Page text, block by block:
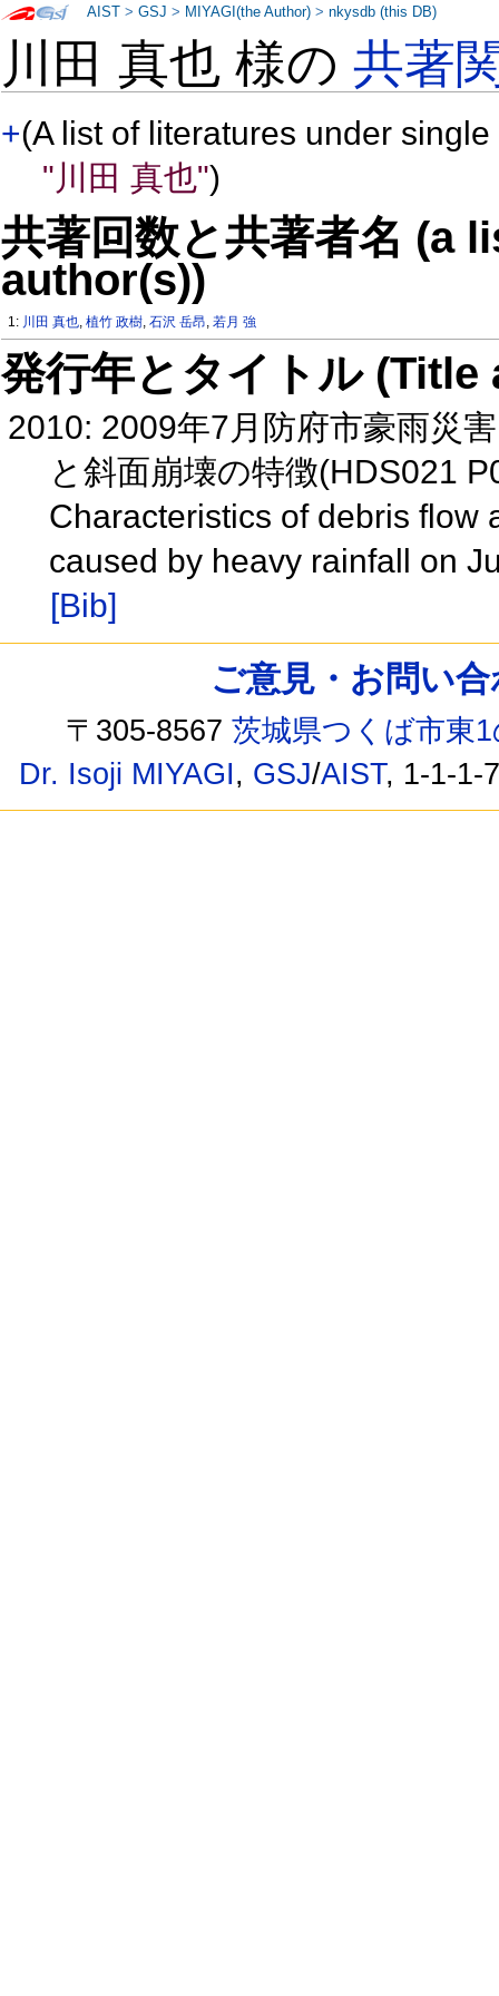
川田 真也 様の共著
+(A list of literatures under
"川田 真也")
共著回数と共著者名 (a
author(s))
1: 川田 真也,植竹 政樹,石沢 岳昂,若月 強
発行年とタイトル
2010: 2009年7月防府市豪雨災
と斜面崩壊の特徴(HDS021
Characteristics of debris flow
caused by heavy rainfall on
[Bib]
AIST >GSJ > MIYAGI(the Author) >nkysdb (this DB)
ご意見・お問い
〒305-8567茨城県つくば市東
Dr. Isoji MIYAGI, GSJ/AIST, 1-1-1-